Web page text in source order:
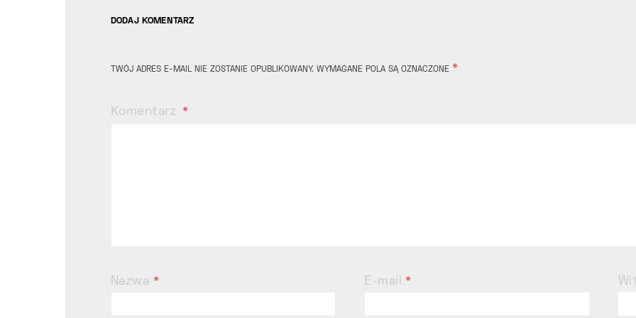
DODAJ KOMENTARZ
TWÓJ ADRES E-MAIL NIE ZOSTANIE OPUBLIKOWANY. WYMAGANE POLA SĄ OZNACZONE *
Komentarz
Nazwa * E-mail*